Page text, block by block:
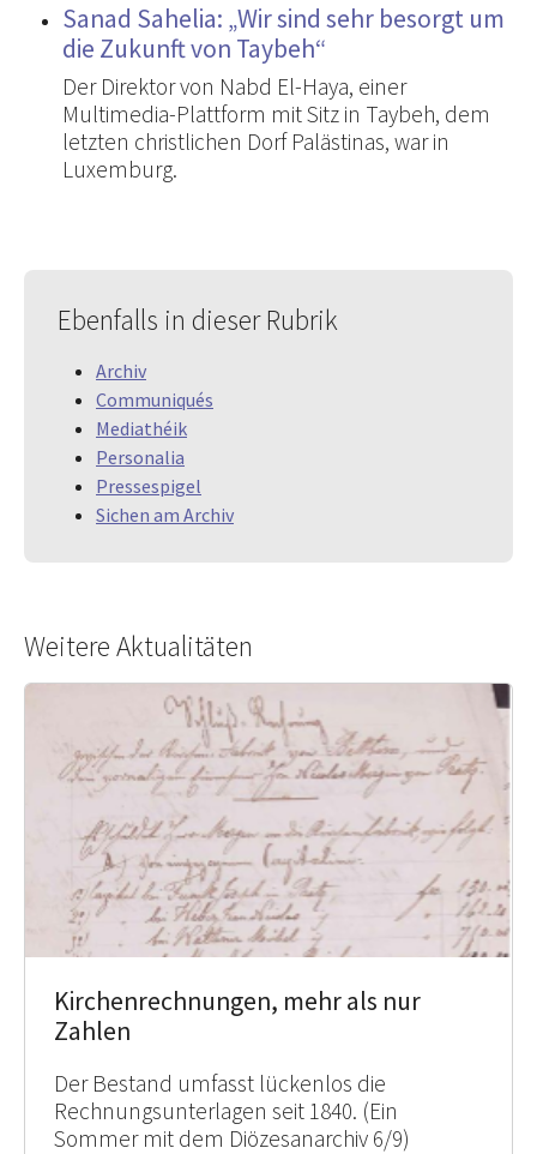
Sanad Sahelia: „Wir sind sehr besorgt um
die Zukunft von Taybeh“
Der Direktor von Nabd El-Haya, einer
Multimedia-Plattform mit Sitz in Taybeh, dem
letzten christlichen Dorf Palästinas, war in
Luxemburg.
Ebenfalls in dieser Rubrik
Archiv
Communiqués
Mediathéik
Personalia
Pressespigel
Sichen am Archiv
Weitere Aktualitäten
Kirchenrechnungen, mehr als nur
Zahlen
Der Bestand umfasst lückenlos die
Rechnungsunterlagen seit 1840. (Ein
Sommer mit dem Diözesanarchiv 6/9)